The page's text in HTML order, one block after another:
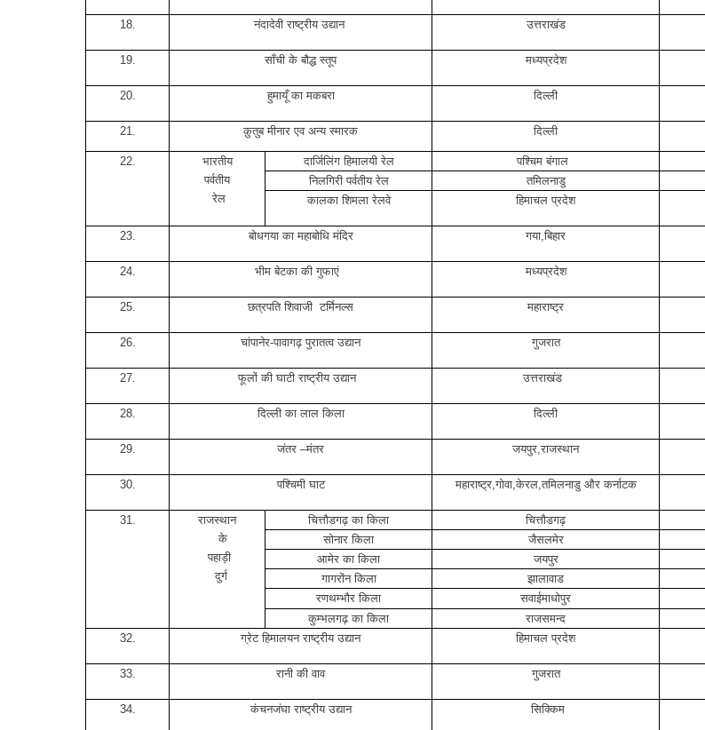
18. नंदादेवी राष्ट्रीय उद्यान उत्तराखंड
19. साँची के बौद्ध स्तूप मध्यप्रदेश
20. हुमायूँ का मकबरा दिल्ली
21. क़ुतुब मीनार एव अन्य स्मारक दिल्ली
22.
भारतीय
पर्वतीय
रेल
दार्जिलिंग हिमालयी रेल पश्चिम बंगाल
निलगिरी पर्वतीय रेल
तमिलनाडु
कालका शिमला रेलवे
हिमाचल प्रदेश
23. बोधगया का महाबोधि मंदिर गया,बिहार
24. भीम बेटका की गुफाएं मध्यप्रदेश
25. छत्रपति शिवाजी टर्मिनल्स महाराष्ट्र
26. चांपानेर-पावागढ़ पुरातत्व उद्यान गुजरात
27. फूलों की घाटी राष्ट्रीय उद्यान उत्तराखंड
28. दिल्ली का लाल किला दिल्ली
29. जंतर –मंतर जयपुर,राजस्थान
30. पश्चिमी घाट महाराष्ट्र,गोवा,केरल,तमिलनाडु और कर्नाटक
31.
राजस्थान
के
पहाड़ी
दुर्ग
चित्तौडगढ़ का किला चित्तौडगढ़
सोनार किला
जैसलमेर
आमेर का किला
जयपुर
गागरोंन किला
झालावाड
रणथम्भौर किला
सवाईमाधोपुर
कुम्भलगढ़ का किला
राजसमन्द
32.
ग्रेट हिमालयन राष्ट्रीय उद्यान हिमाचल प्रदेश
33. रानी की वाव गुजरात
34. कंचनजंघा राष्ट्रीय उद्यान सिक्किम